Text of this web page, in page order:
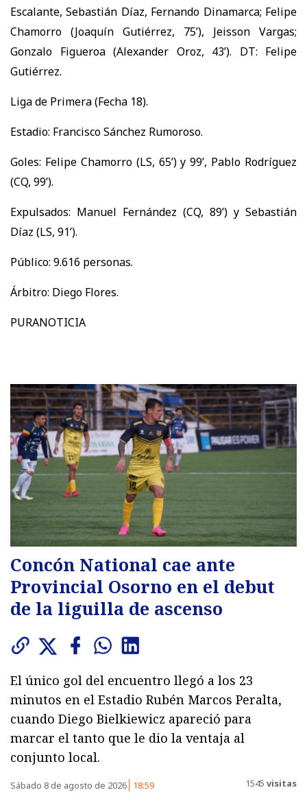
Escalante, Sebastián Díaz, Fernando Dinamarca; Felipe
Chamorro (Joaquín Gutiérrez, 75’), Jeisson Vargas;
Gonzalo Figueroa (Alexander Oroz, 43’). DT: Felipe
Gutiérrez.
Liga de Primera (Fecha 18).
Estadio: Francisco Sánchez Rumoroso.
Goles: Felipe Chamorro (LS, 65’) y 99’, Pablo Rodríguez
(CQ, 99’).
Expulsados: Manuel Fernández (CQ, 89’) y Sebastián
Díaz (LS, 91’).
Público: 9.616 personas.
Árbitro: Diego Flores.
PURANOTICIA
Concón National cae ante
Provincial Osorno en el debut
de la liguilla de ascenso
El único gol del encuentro llegó a los 23
minutos en el Estadio Rubén Marcos Peralta,
cuando Diego Bielkiewicz apareció para
marcar el tanto que le dio la ventaja al
conjunto local.
Sábado 8 de agosto de 2026 18:59 1545 visitas